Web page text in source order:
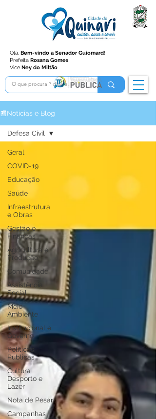
Olá, Bem-vindo a Senador Guiomard!
Prefeita Rosana Gomes
Vice Ney do Miltão
📰Notícias e Blog
Geral
COVID-19
Educação
Saúde
Infraestrutura
e Obras
Gestão e
Finanças
Agricultura e
Produção
Comunidade
Assistência
Social
Meio
Ambiente
Institucional e
Governo
Políticas
Públicas
Cultura
Desporto e
Lazer
Nota de Pesar
Campanhas
Defesa Civil